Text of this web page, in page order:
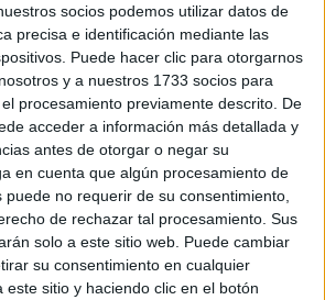
socios podemos utilizar datos de
precisa e identificación mediante las
Puede hacer clic para otorgarnos
y a nuestros 1733 socios para
procesamiento previamente descrito. De
acceder a información más detallada y
antes de otorgar o negar su
en cuenta que algún procesamiento de
no requerir de su consentimiento,
de rechazar tal procesamiento. Sus
solo a este sitio web. Puede cambiar
su consentimiento en cualquier
este sitio y haciendo clic en el botón
no, ETA no, ETA no…
JOSÉ MANUEL ADÁN 19/03/2025
amo del castillo
MANUEL ADÁN 04/03/2025 1
Clouseau al mando del PP
MANUEL ADÁN 18/02/2025 0
franco de los años
MANUEL ADÁN 12/02/2025 2